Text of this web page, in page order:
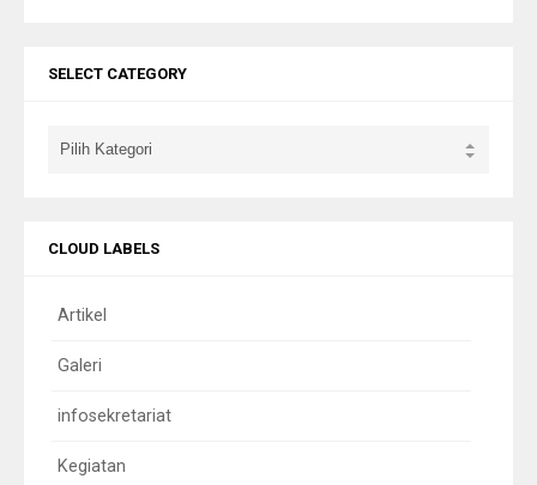
SELECT CATEGORY
CLOUD LABELS
Artikel
Galeri
infosekretariat
Kegiatan